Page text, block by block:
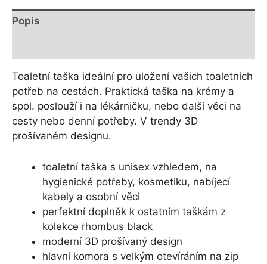
Popis
Toaletní taška ideální pro uložení vašich toaletních
potřeb na cestách. Praktická taška na krémy a
spol. poslouží i na lékárničku, nebo další věci na
cesty nebo denní potřeby. V trendy 3D
prošívaném designu.
toaletní taška s unisex vzhledem, na
hygienické potřeby, kosmetiku, nabíjecí
kabely a osobní věci
perfektní doplněk k ostatním taškám z
kolekce rhombus black
moderní 3D prošívaný design
hlavní komora s velkým otevíráním na zip